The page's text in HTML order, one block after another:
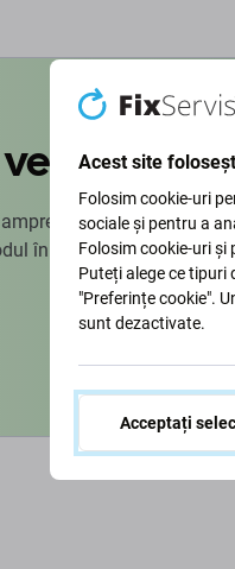
de carbon pentru
în care ne adaptăm
Acest site
Folosim cookie-uri
sociale și pentru a
Folosim cookie-uri
Puteți alege ce tipuri
"Preferințe cookie".
sunt dezactivate.
Acceptați